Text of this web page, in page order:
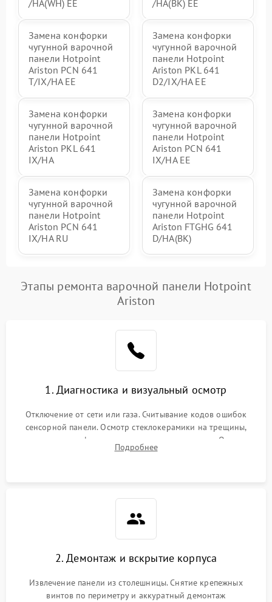
/HA(WH) EE /HA(BK) EE
Замена конфорки
чугунной варочной
панели Hotpoint
Ariston PCN 641
T/IX/HA EE
Замена конфорки
чугунной варочной
панели Hotpoint
Ariston PKL 641
D2/IX/HA EE
Замена конфорки
чугунной варочной
панели Hotpoint
Ariston PKL 641
IX/HA
Замена конфорки
чугунной варочной
панели Hotpoint
Ariston PCN 641
IX/HA EE
Замена конфорки
чугунной варочной
панели Hotpoint
Ariston PCN 641
IX/HA RU
Замена конфорки
чугунной варочной
панели Hotpoint
Ariston FTGHG 641
D/HA(BK)
Этапы ремонта варочной панели Hotpoint
Ariston
1. Диагностика и визуальный осмотр
Отключение от сети или газа. Считывание кодов ошибок
сенсорной панели. Осмотр стеклокерамики на трещины,
проверка конфорок на равномерность нагрева. Опрос
клиента о симптомах (не включается, не видит посуду,
Подробнее
2. Демонтаж и вскрытие корпуса
Извлечение панели из столешницы. Снятие крепежных
винтов по периметру и аккуратный демонтаж